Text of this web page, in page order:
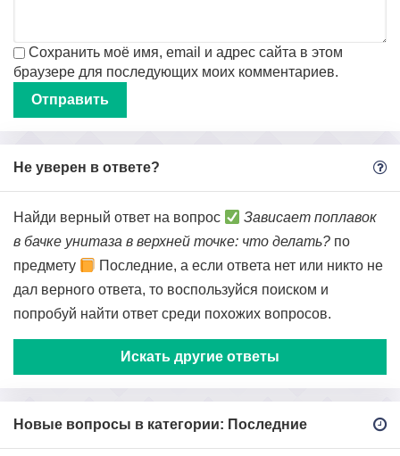
Сохранить моё имя, email и адрес сайта в этом
браузере для последующих моих комментариев.
Не уверен в ответе?
Найди верный ответ на вопрос
Зависает поплавок
в бачке унитаза в верхней точке: что делать? по
предмету
Последние, а если ответа нет или никто не
дал верного ответа, то воспользуйся поиском и
попробуй найти ответ среди похожих вопросов.
Искать другие ответы
Новые вопросы в категории: Последние